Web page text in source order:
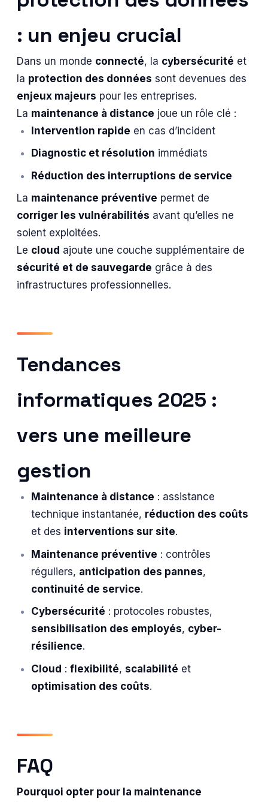
: un enjeu crucial
Dans un monde connecté, la cybersécurité et
la protection des données sont devenues des
enjeux majeurs pour les entreprises.
La maintenance à distance joue un rôle clé :
Intervention rapide en cas d’incident
Diagnostic et résolution immédiats
Réduction des interruptions de service
La maintenance préventive permet de
corriger les vulnérabilités avant qu’elles ne
soient exploitées.
Le cloud ajoute une couche supplémentaire de
sécurité et de sauvegarde grâce à des
infrastructures professionnelles.
Tendances
informatiques 2025 :
vers une meilleure
gestion
Maintenance à distance : assistance
technique instantanée, réduction des coûts
et des interventions sur site.
Maintenance préventive : contrôles
réguliers, anticipation des pannes,
continuité de service.
Cybersécurité : protocoles robustes,
sensibilisation des employés, cyber-
résilience.
Cloud : flexibilité, scalabilité et
optimisation des coûts.
FAQ
Pourquoi opter pour la maintenance